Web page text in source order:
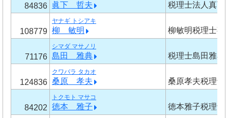
84836 眞下 哲夫 税理士法人真下
108779
ヤナギ トシアキ
柳 敏明 柳敏明税理士事
71176
シマダ マサノリ
島田 雅典 税理士島田雅典
124836
クワバラ タカオ
桑原 孝夫 桑原孝夫税理士
84202
トクモト マサコ
徳本 雅子 徳本雅子税理士